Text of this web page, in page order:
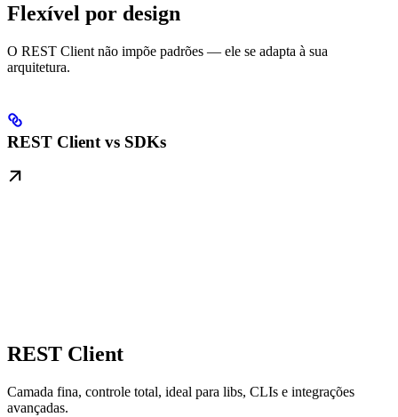
Flexível por design
O REST Client não impõe padrões — ele se adapta à sua
arquitetura.
REST Client vs SDKs
REST Client
Camada fina, controle total, ideal para libs, CLIs e integrações
avançadas.